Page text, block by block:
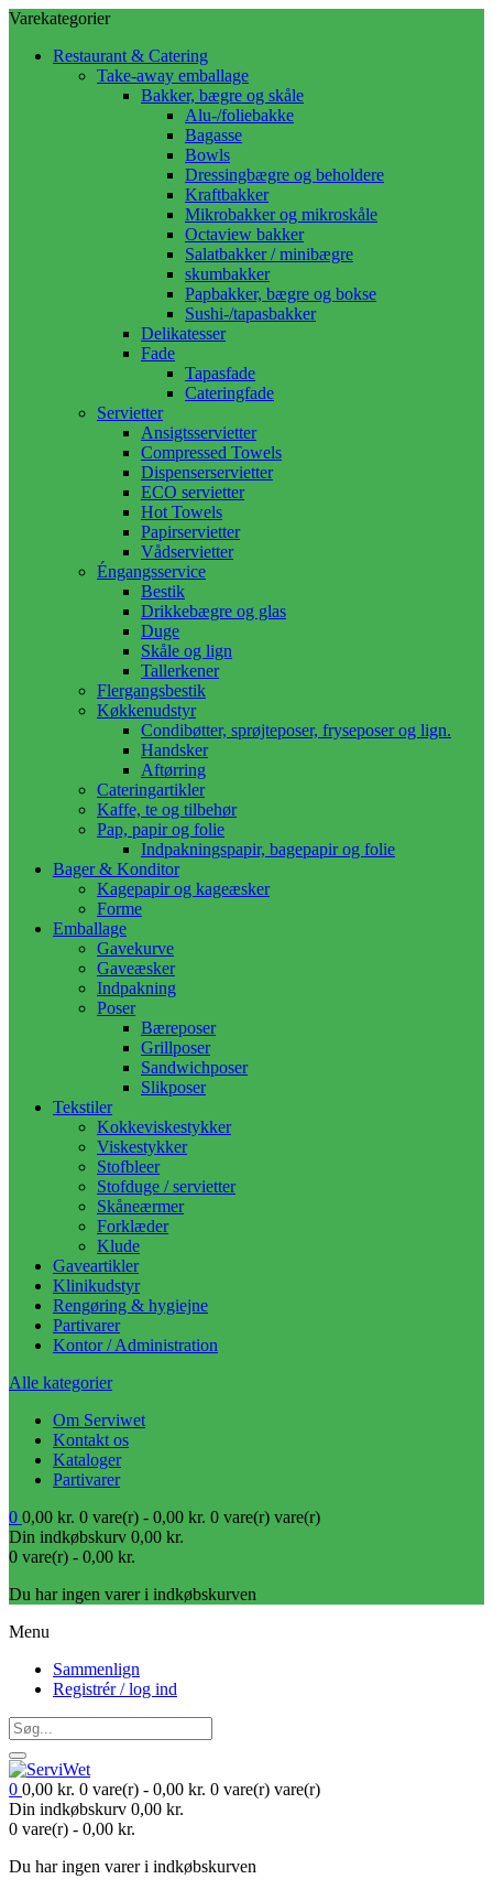
Varekategorier
Restaurant & Catering
Take-away emballage
Bakker, bægre og skåle
Alu-/foliebakke
Bagasse
Bowls
Dressingbægre og beholdere
Kraftbakker
Mikrobakker og mikroskåle
Octaview bakker
Salatbakker / minibægre
skumbakker
Papbakker, bægre og bokse
Sushi-/tapasbakker
Delikatesser
Fade
Tapasfade
Cateringfade
Servietter
Ansigtsservietter
Compressed Towels
Dispenserservietter
ECO servietter
Hot Towels
Papirservietter
Vådservietter
Éngangsservice
Bestik
Drikkebægre og glas
Duge
Skåle og lign
Tallerkener
Flergangsbestik
Køkkenudstyr
Condibøtter, sprøjteposer, fryseposer og lign.
Handsker
Aftørring
Cateringartikler
Kaffe, te og tilbehør
Pap, papir og folie
Indpakningspapir, bagepapir og folie
Bager & Konditor
Kagepapir og kageæsker
Forme
Emballage
Gavekurve
Gaveæsker
Indpakning
Poser
Bæreposer
Grillposer
Sandwichposer
Slikposer
Tekstiler
Kokkeviskestykker
Viskestykker
Stofbleer
Stofduge / servietter
Skåneærmer
Forklæder
Klude
Gaveartikler
Klinikudstyr
Rengøring & hygiejne
Partivarer
Kontor / Administration
Alle kategorier
Om Serviwet
Kontakt os
Kataloger
Partivarer
0 0,00 kr. 0 vare(r) - 0,00 kr. 0 vare(r) vare(r)
Din indkøbskurv 0,00 kr.
0 vare(r) - 0,00 kr.
Du har ingen varer i indkøbskurven
Menu
Sammenlign
Registrér / log ind
0 0,00 kr. 0 vare(r) - 0,00 kr. 0 vare(r) vare(r)
Din indkøbskurv 0,00 kr.
0 vare(r) - 0,00 kr.
Du har ingen varer i indkøbskurven